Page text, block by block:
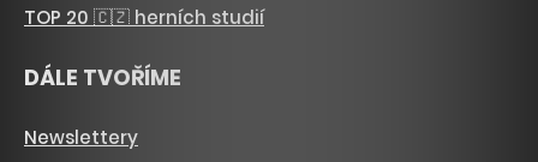
TOP 20 🇨🇿 herních studií
DÁLE TVOŘÍME
Newslettery